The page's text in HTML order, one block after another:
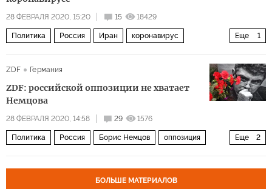
28 ФЕВРАЛЯ 2020, 15:20 15 18429
Еще 1
Политика Россия Иран коронавирус
ZDF
Германия
ZDF: российской оппозиции не хватает
Немцова
28 ФЕВРАЛЯ 2020, 14:58 29 1576
Еще 2
Политика Россия Борис Немцов оппозиция
БОЛЬШЕ МАТЕРИАЛОВ